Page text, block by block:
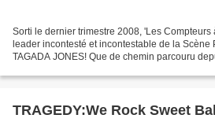
Sorti le dernier trimestre 2008, 'Les Compteurs
leader incontesté et incontestable de la Scène
TAGADA JONES! Que de chemin parcouru
TRAGEDY:We Rock Sweet